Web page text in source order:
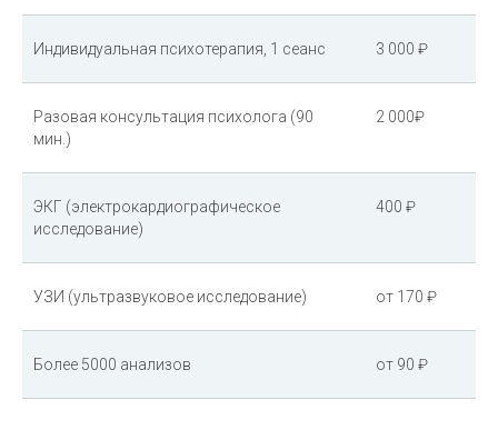
Индивидуальная психотерапия, 1 сеанс 3 000 ₽
Разовая консультация психолога (90
мин.)
2 000₽
ЭКГ (электрокардиографическое
исследование)
400 ₽
УЗИ (ультразвуковое исследование) от 170 ₽
Более 5000 анализов от 90 ₽